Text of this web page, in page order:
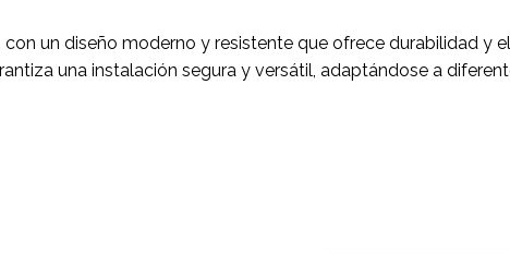
un diseño moderno y resistente que ofrece durabilidad y
una instalación segura y versátil, adaptándose a